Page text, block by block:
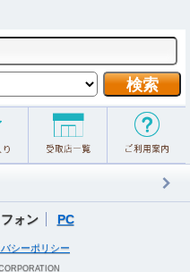
ォン PC
シーポリシー